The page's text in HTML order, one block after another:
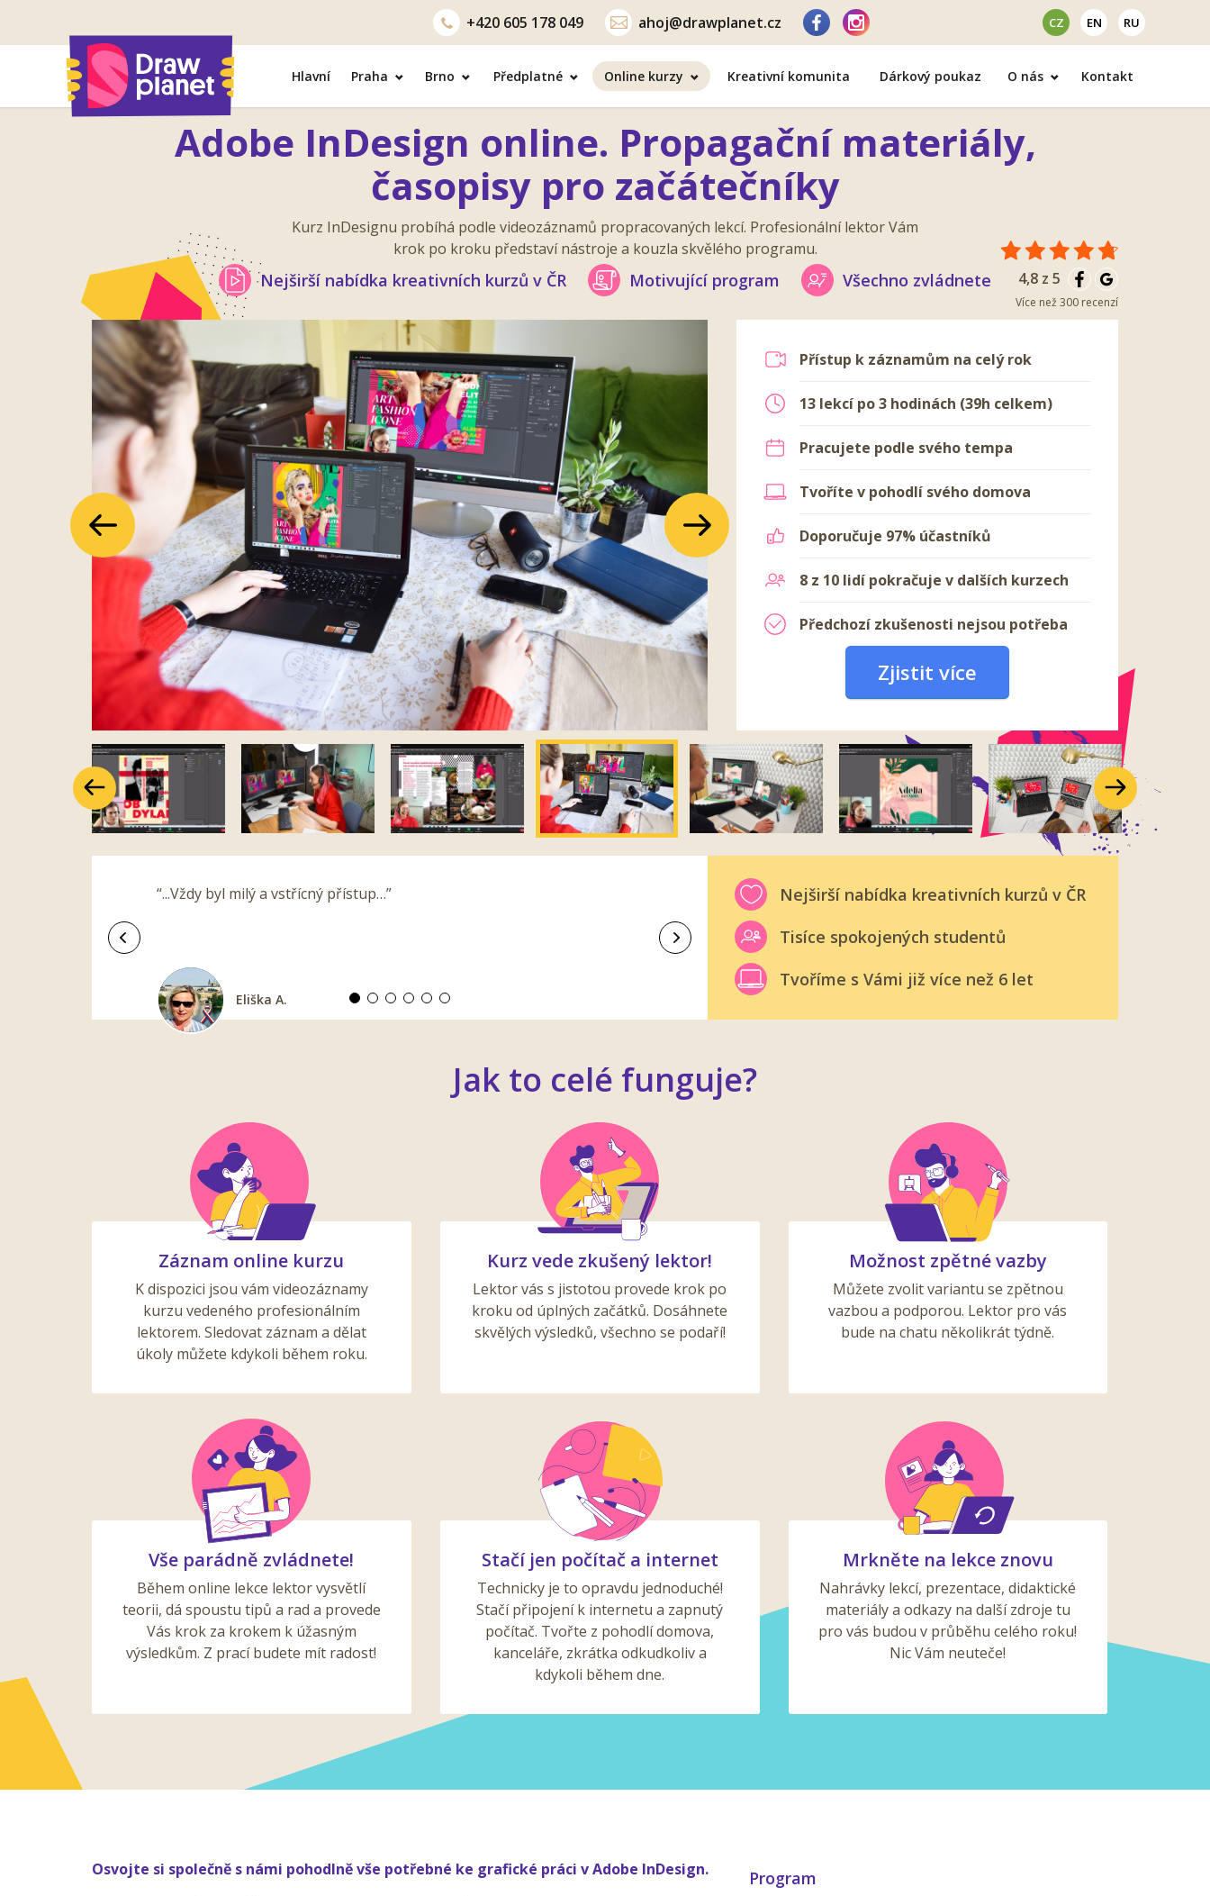
+420 605 178 049 ahoj@drawplanet.cz CZ EN RU
Hlavní Praha Brno Předplatné Online kurzy Kreativní komunita Dárkový poukaz O nás Kontakt
Adobe InDesign online. Propagační materiály,
časopisy pro začátečníky
4,8 z 5
Více než 300 recenzí
Kurz InDesignu probíhá podle videozáznamů propracovaných lekcí. Profesionální lektor Vám
krok po kroku představí nástroje a kouzla skvělého programu.
Nejširší nabídka kreativních kurzů v ČR Motivující program Všechno zvládnete
Předchozí
Předchozí
Další
Další
Přístup k záznamům na celý rok
13 lekcí po 3 hodinách (39h celkem)
Pracujete podle svého tempa
Tvoříte v pohodlí svého domova
Doporučuje 97% účastníků
8 z 10 lidí pokračuje v dalších kurzech
Předchozí zkušenosti nejsou potřeba
Zjistit více
Předchozí Další
Předchozí Další
“...Vždy byl milý a vstřícný přístup…”
Eliška A.
Jana J.
Miroslav S.
Olga P.
Ludmila D.
Pavel K.
Nejširší nabídka kreativních kurzů v ČR
Tisíce spokojených studentů
Tvoříme s Vámi již více než 6 let
Jak to celé funguje?
Záznam online kurzu
K dispozici jsou vám videozáznamy
kurzu vedeného profesionálním
lektorem. Sledovat záznam a dělat
úkoly můžete kdykoli během roku.
Kurz vede zkušený lektor!
Lektor vás s jistotou provede krok po
kroku od úplných začátků. Dosáhnete
skvělých výsledků, všechno se podaří!
Možnost zpětné vazby
Můžete zvolit variantu se zpětnou
vazbou a podporou. Lektor pro vás
bude na chatu několikrát týdně.
Vše parádně zvládnete!
Během online lekce lektor vysvětlí
teorii, dá spoustu tipů a rad a provede
Vás krok za krokem k úžasným
výsledkům. Z prací budete mít radost!
Stačí jen počítač a internet
Technicky je to opravdu jednoduché!
Stačí připojení k internetu a zapnutý
počítač. Tvořte z pohodlí domova,
kanceláře, zkrátka odkudkoliv a
kdykoli během dne.
Mrkněte na lekce znovu
Nahrávky lekcí, prezentace, didaktické
materiály a odkazy na další zdroje tu
pro vás budou v průběhu celého roku!
Nic Vám neuteče!
Osvojte si společně s námi pohodlně vše potřebné ke grafické práci v Adobe InDesign.
Program